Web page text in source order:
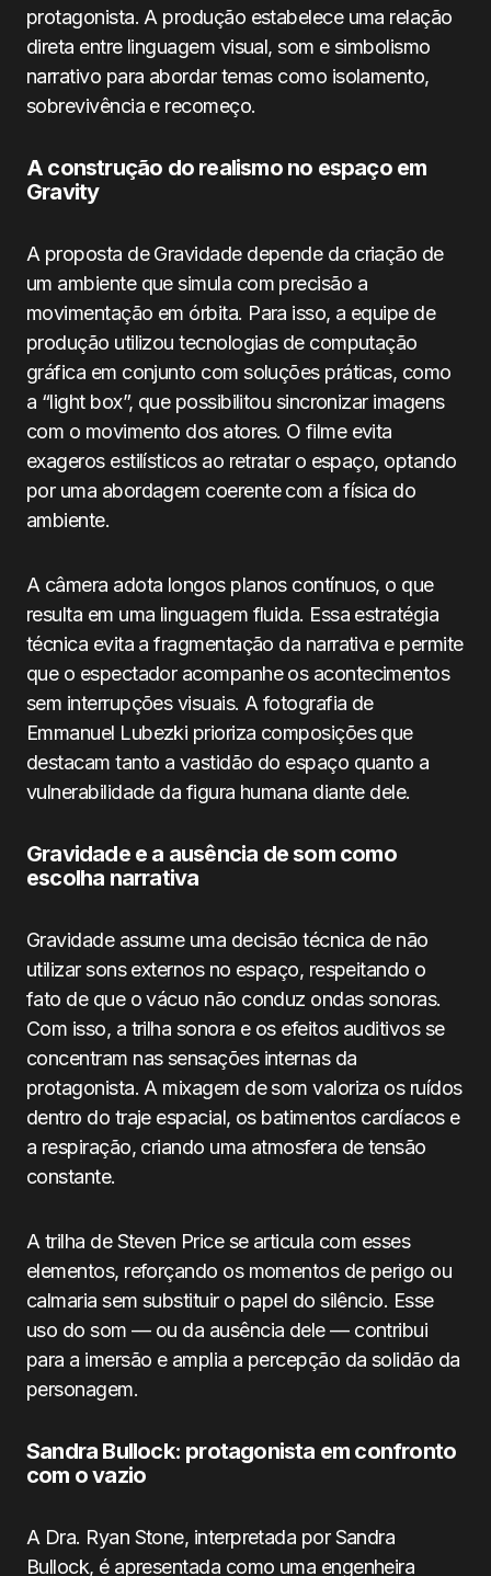
protagonista. A produção estabelece uma relação
direta entre linguagem visual, som e simbolismo
narrativo para abordar temas como isolamento,
sobrevivência e recomeço.
A construção do realismo no espaço em
Gravity
A proposta de Gravidade depende da criação de
um ambiente que simula com precisão a
movimentação em órbita. Para isso, a equipe de
produção utilizou tecnologias de computação
gráfica em conjunto com soluções práticas, como
a “light box”, que possibilitou sincronizar imagens
com o movimento dos atores. O filme evita
exageros estilísticos ao retratar o espaço, optando
por uma abordagem coerente com a física do
ambiente.
A câmera adota longos planos contínuos, o que
resulta em uma linguagem fluida. Essa estratégia
técnica evita a fragmentação da narrativa e permite
que o espectador acompanhe os acontecimentos
sem interrupções visuais. A fotografia de
Emmanuel Lubezki prioriza composições que
destacam tanto a vastidão do espaço quanto a
vulnerabilidade da figura humana diante dele.
Gravidade e a ausência de som como
escolha narrativa
Gravidade assume uma decisão técnica de não
utilizar sons externos no espaço, respeitando o
fato de que o vácuo não conduz ondas sonoras.
Com isso, a trilha sonora e os efeitos auditivos se
concentram nas sensações internas da
protagonista. A mixagem de som valoriza os ruídos
dentro do traje espacial, os batimentos cardíacos e
a respiração, criando uma atmosfera de tensão
constante.
A trilha de Steven Price se articula com esses
elementos, reforçando os momentos de perigo ou
calmaria sem substituir o papel do silêncio. Esse
uso do som — ou da ausência dele — contribui
para a imersão e amplia a percepção da solidão da
personagem.
Sandra Bullock: protagonista em confronto
com o vazio
A Dra. Ryan Stone, interpretada por Sandra
Bullock, é apresentada como uma engenheira